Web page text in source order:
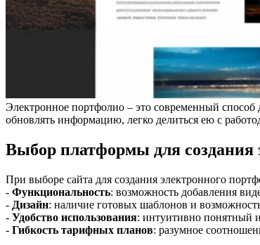
Электронное портфолио – это современный
обновлять информацию, легко делиться ею с
Выбор платформы для создания
При выборе сайта для создания электронного
- Функциональность: возможность добавления
- Дизайн: наличие готовых шаблонов и
- Удобство использования: интуитивно понятный
- Гибкость тарифных планов: разумное